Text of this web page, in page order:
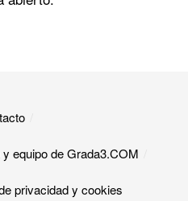
equipo de Grada3.COM
privacidad y cookies​